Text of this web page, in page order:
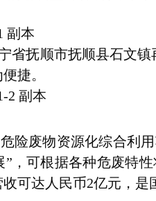
省抚顺市抚顺县石文
捷。
险废物资源化综合利
，可根据各种危废特
可达人民币2亿元，